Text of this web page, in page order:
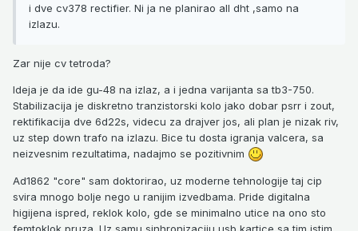
i dve cv378 rectifier. Ni ja ne planirao all dht ,samo na
izlazu.
Zar nije cv tetroda?
Ideja je da ide gu-48 na izlaz, a i jedna varijanta sa tb3-750.
Stabilizacija je diskretno tranzistorski kolo jako dobar psrr i zout,
rektifikacija dve 6d22s, videcu za drajver jos, ali plan je nizak riv,
uz step down trafo na izlazu. Bice tu dosta igranja valcera, sa
neizvesnim rezultatima, nadajmo se pozitivnim
Ad1862 "core" sam doktorirao, uz moderne tehnologije taj cip
svira mnogo bolje nego u ranijim izvedbama. Pride digitalna
higijena ispred, reklok kolo, gde se minimalno utice na ono sto